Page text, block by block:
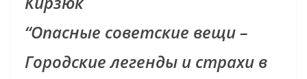
“Опасные советские вещи –
Городские легенды и страхи в